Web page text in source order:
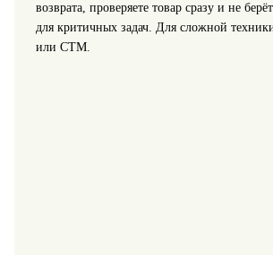
возврата, проверяете товар сразу и не
для критичных задач. Для сложной
или СТМ.